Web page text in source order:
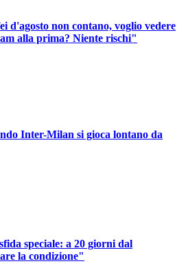
non contano, voglio vedere
alla prima? Niente rischi"
Inter-Milan si gioca lontano da
speciale: a 20 giorni dal
la condizione"